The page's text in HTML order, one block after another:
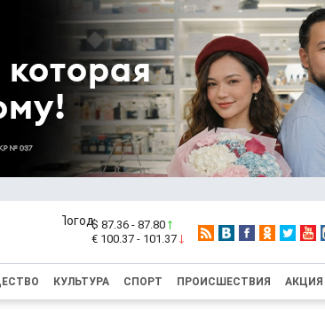
$ 87.36 - 87.80
€ 100.37 - 101.37
КУЛЬТУРА СПОРТ ПРОИСШЕСТВИЯ АКЦИЯ